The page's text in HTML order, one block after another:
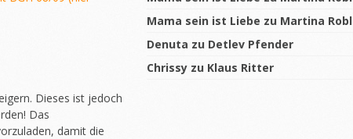
Dieses ist jedoch
Das
damit die
Mama sein ist Liebe zu Martina Robl
Denuta zu Detlev Pfender
Chrissy zu Klaus Ritter